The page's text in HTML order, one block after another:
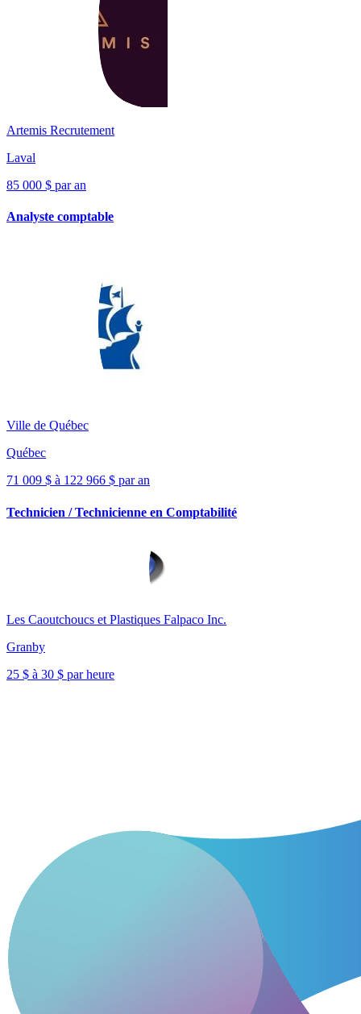
Artemis Recrutement
Laval
85 000 $ par an
Analyste comptable
Ville de Québec
Québec
71 009 $ à 122 966 $ par an
Technicien / Technicienne en Comptabilité
Les Caoutchoucs et Plastiques Falpaco Inc.
Granby
25 $ à 30 $ par heure